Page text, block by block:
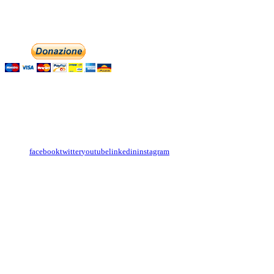
facebooktwitteryoutubelinkedininstagram
English
Italiano